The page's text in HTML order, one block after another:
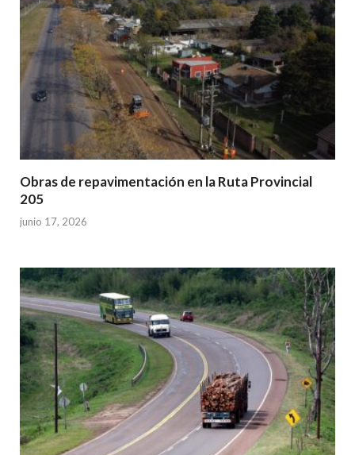
Obras de repavimentación en la Ruta Provincial
205
junio 17, 2026